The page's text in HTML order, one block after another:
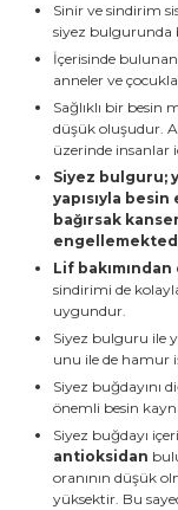
Sinir ve sindirim
siyez bulgurunda
İçerisinde bulunan
anneler ve
Sağlıklı bir besin
düşük oluşudur.
üzerinde insanlar
Siyez bulguru;
yapısıyla
bağırsak
Lif
sindirimi de
uygundur.
Siyez bulguru ile
unu ile de hamur
Siyez buğdayını
önemli besin
Siyez buğdayı
antioksidan
oranının düşük
yüksektir. Bu